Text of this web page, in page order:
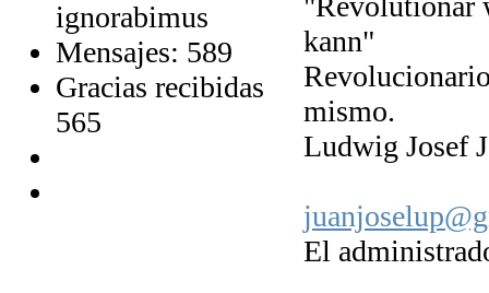
ignorabimus
Mensajes: 589
Gracias recibidas
565
kann"
mismo.
Ludwig Josef
El